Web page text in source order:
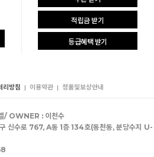
적립금 받기
등급혜택 받기
리방침 | 이용약관 | 정품및보상안내
/ OWNER : 이천수
신수로 767, A동 1층 134호(동천동, 분당수지 U-